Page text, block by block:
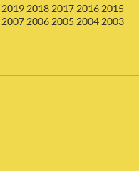
2019 2018 2017 2016 2015
2007 2006 2005 2004 2003